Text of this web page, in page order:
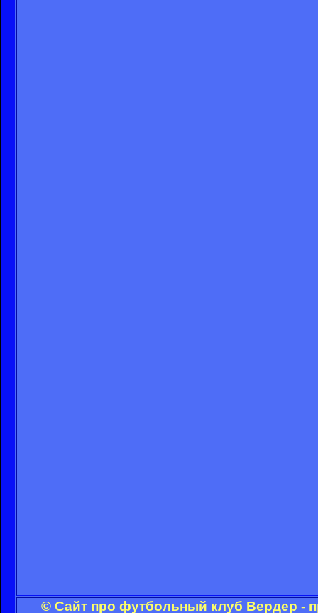
© Сайт про футбольный клуб Вердер -